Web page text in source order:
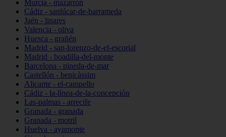
Murcia - mazarrón
Cádiz - sanlúcar-de-barrameda
Jaén - linares
Valencia - oliva
Huesca - grañén
Madrid - san-lorenzo-de-el-escorial
Madrid - boadilla-del-monte
Barcelona - pineda-de-mar
Castellón - benicàssim
Alicante - el-campello
Cádiz - la-línea-de-la-concepción
Las-palmas - arrecife
Granada - granada
Granada - motril
Huelva - ayamonte